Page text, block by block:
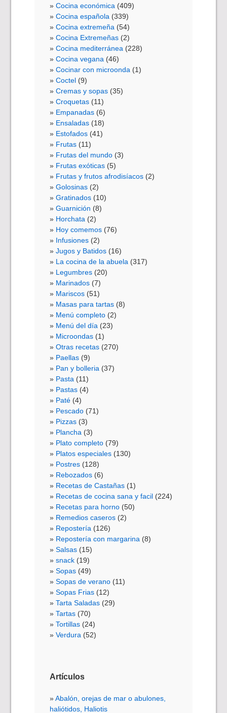
Cocina económica (409)
Cocina española (339)
Cocina extremeña (54)
Cocina Extremeñas (2)
Cocina mediterránea (228)
Cocina vegana (46)
Cocinar con microonda (1)
Coctel (9)
Cremas y sopas (35)
Croquetas (11)
Empanadas (6)
Ensaladas (18)
Estofados (41)
Frutas (11)
Frutas del mundo (3)
Frutas exóticas (5)
Frutas y frutos afrodisíacos (2)
Golosinas (2)
Gratinados (10)
Guarnición (8)
Horchata (2)
Hoy comemos (76)
Infusiones (2)
Jugos y Batidos (16)
La cocina de la abuela (317)
Legumbres (20)
Marinados (7)
Mariscos (51)
Masas para tartas (8)
Menú completo (2)
Menú del día (23)
Microondas (1)
Otras recetas (270)
Paellas (9)
Pan y bolleria (37)
Pasta (11)
Pastas (4)
Paté (4)
Pescado (71)
Pizzas (3)
Plancha (3)
Plato completo (79)
Platos especiales (130)
Postres (128)
Rebozados (6)
Recetas de Castañas (1)
Recetas de cocina sana y facil (224)
Recetas para horno (50)
Remedios caseros (2)
Repostería (126)
Repostería con margarina (8)
Salsas (15)
snack (19)
Sopas (49)
Sopas de verano (11)
Sopas Frias (12)
Tarta Saladas (29)
Tartas (70)
Tortillas (24)
Verdura (52)
Artículos
Abalón, orejas de mar o abulones,
haliótidos, Haliotis